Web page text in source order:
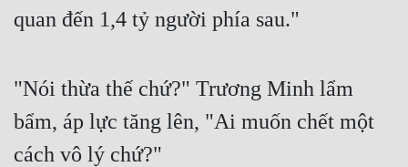
Truyện Nam
Vô Địch Lưu
Xây Dựng Thế Lực
quan đến 1,4 tỷ người phía sau."
"Nói thừa thế chứ?" Trương Minh lẩm
bẩm, áp lực tăng lên, "Ai muốn chết một
cách vô lý chứ?"